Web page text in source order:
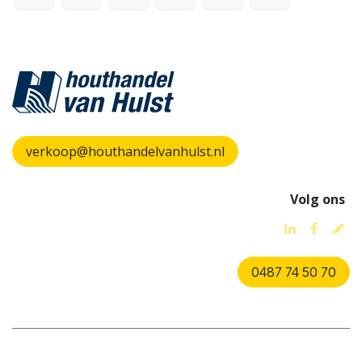
verkoop@houthandelvanhulst.nl
Volg ons
0487 74 50 70